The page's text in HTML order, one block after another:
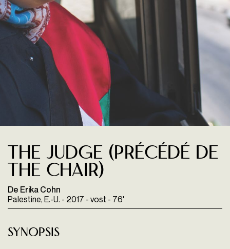
The Judge (Précédé de
The Chair)
De Erika Cohn
Palestine, E.-U. - 2017 - vost - 76'
Synopsis